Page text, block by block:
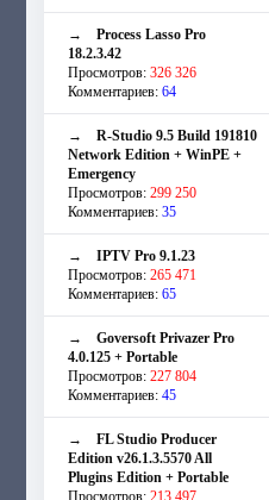
→ Process Lasso Pro
18.2.3.42
Просмотров: 326 326
Комментариев: 64
→ R-Studio 9.5 Build 191810
Network Edition + WinPE +
Emergency
Просмотров: 299 250
Комментариев: 35
→ IPTV Pro 9.1.23
Просмотров: 265 471
Комментариев: 65
→ Goversoft Privazer Pro
4.0.125 + Portable
Просмотров: 227 804
Комментариев: 45
→ FL Studio Producer
Edition v26.1.3.5570 All
Plugins Edition + Portable
Просмотров: 213 497